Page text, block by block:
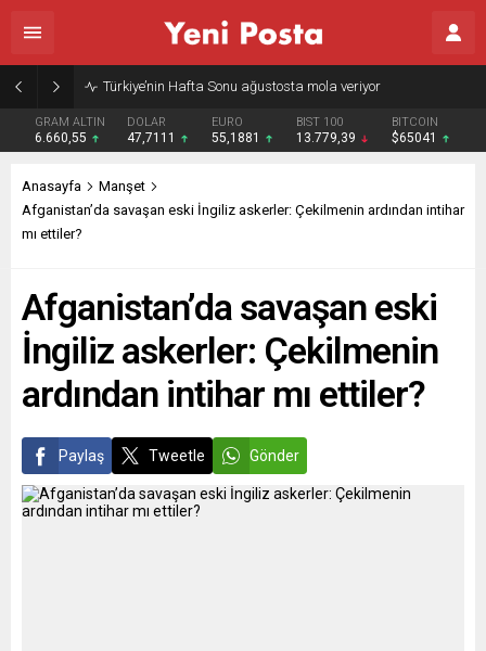
Gazze’nin geleceği: Teknokratik kontrol mü, kolonializm mi?
GRAM ALTIN
6.660,55
DOLAR
47,7111
EURO
55,1881
BIST 100
13.779,39
BITCOIN
$65041
Anasayfa
Manşet
Afganistan’da savaşan eski İngiliz askerler: Çekilmenin ardından intihar
mı ettiler?
Afganistan’da savaşan eski
İngiliz askerler: Çekilmenin
ardından intihar mı ettiler?
Paylaş Tweetle Gönder